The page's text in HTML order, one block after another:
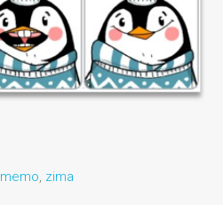
memo, zima